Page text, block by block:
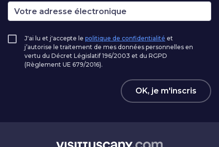
J'ai lu et j'accepte le politique de confidentialité et
j’autorise le traitement de mes données personnelles en
vertu du Décret Législatif 196/2003 et du RGPD
(Règlement UE 679/2016).
OK, je m'inscris